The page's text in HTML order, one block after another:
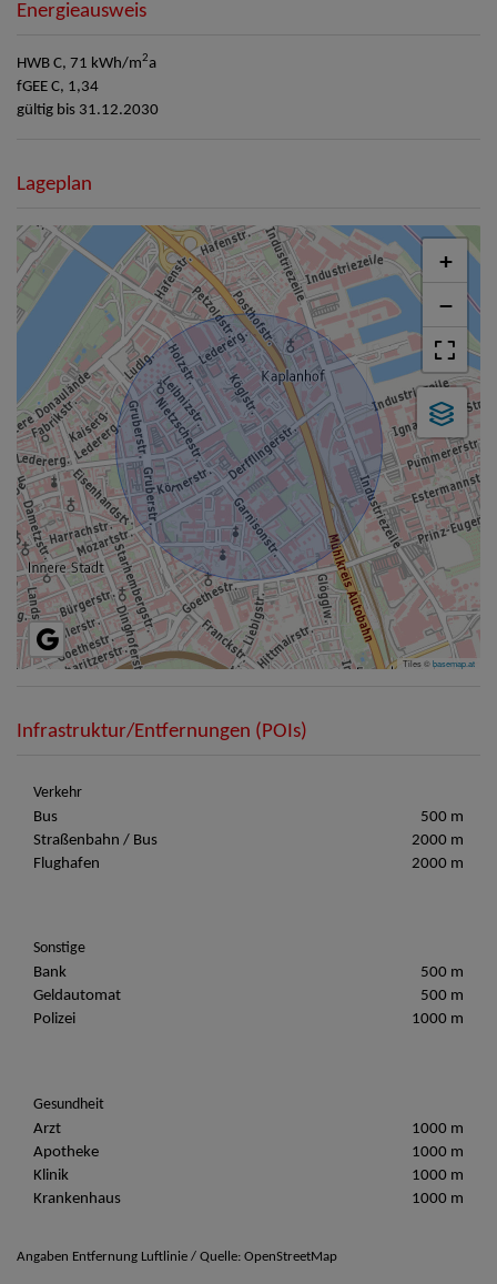
Energieausweis
HWB C, 71 kWh/m2a
fGEE C, 1,34
gültig bis 31.12.2030
Lageplan
+
−
Tiles ©basemap.at
Infrastruktur/Entfernungen (POIs)
Verkehr
Bus
500 m
Straßenbahn / Bus
2000 m
Flughafen
2000 m
Sonstige
Bank
500 m
Geldautomat
500 m
Polizei
1000 m
Gesundheit
Arzt
1000 m
Apotheke
1000 m
Klinik
1000 m
Krankenhaus
1000 m
Angaben Entfernung Luftlinie / Quelle: OpenStreetMap